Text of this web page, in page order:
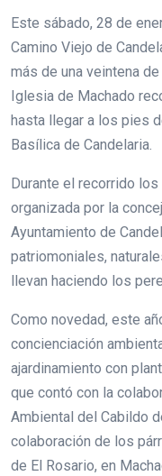
Este sábado, 28 de
Camino Viejo de
más de una veintena
Iglesia de Machado
hasta llegar a los pies
Basílica de Candelaria.
Durante el recorrido
organizada por la
Ayuntamiento de
patriomoniales,
llevan haciendo los
Como novedad, este
concienciación
ajardinamiento con
que contó con la
Ambiental del Cabildo
colaboración de los
de El Rosario, en